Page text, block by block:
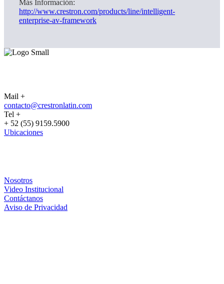
Más Información:
http://www.crestron.com/products/line/intelligent-
enterprise-av-framework
Mail +
contacto@crestronlatin.com
Tel +
+ 52 (55) 9159.5900
Ubicaciones
Nosotros
Video Institucional
Contáctanos
Aviso de Privacidad